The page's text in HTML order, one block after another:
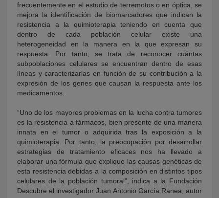
frecuentemente en el estudio de terremotos o en óptica, se
mejora la identificación de biomarcadores que indican la
resistencia a la quimioterapia teniendo en cuenta que
dentro de cada población celular existe una
heterogeneidad en la manera en la que expresan su
respuesta. Por tanto, se trata de reconocer cuántas
subpoblaciones celulares se encuentran dentro de esas
líneas y caracterizarlas en función de su contribución a la
expresión de los genes que causan la respuesta ante los
medicamentos.
“Uno de los mayores problemas en la lucha contra tumores
es la resistencia a fármacos, bien presente de una manera
innata en el tumor o adquirida tras la exposición a la
quimioterapia. Por tanto, la preocupación por desarrollar
estrategias de tratamiento eficaces nos ha llevado a
elaborar una fórmula que explique las causas genéticas de
esta resistencia debidas a la composición en distintos tipos
celulares de la población tumoral”, indica a la Fundación
Descubre el investigador Juan Antonio García Ranea, autor